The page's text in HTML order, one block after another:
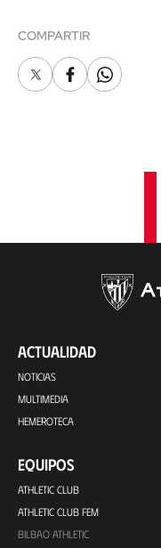
COMPARTIR
X FacebookWhatsapp
ACTUALIDAD
NOTICIAS
MULTIMEDIA
HEMEROTECA
EQUIPOS
ATHLETIC CLUB
ATHLETIC CLUB FEM
BILBAO ATHLETIC